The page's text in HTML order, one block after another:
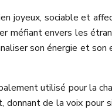
joyeux, sociable et
méfiant envers les
son énergie et
utilisé pour la
donnant de la voix